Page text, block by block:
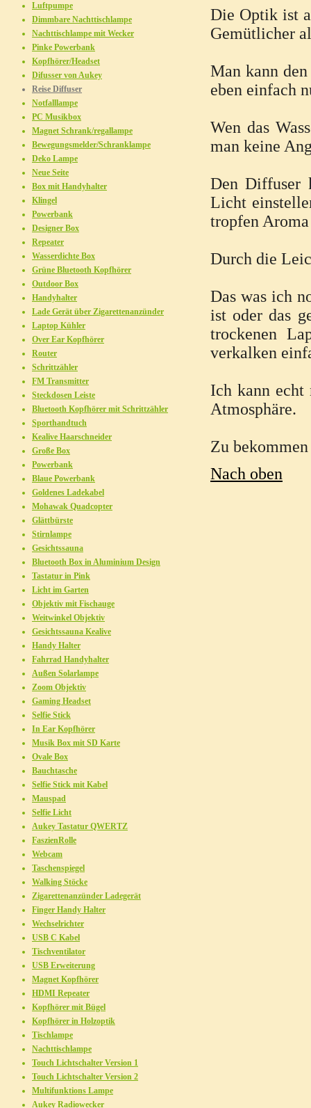
Die Optik ist
Gemütlicher
Man kann
eben einfach
Wen das
man keine
Den Diffuser
Licht
tropfen
Durch die
Das was ich
ist oder das
trockenen
verkalken
Ich kann echt
Atmosphäre.
Zu
Nach oben
Luftpumpe
Dimmbare Nachttischlampe
Nachttischlampe mit Wecker
Pinke Powerbank
Kopfhörer/Headset
Difusser von Aukey
Reise Diffuser
Notfalllampe
PC Musikbox
Magnet Schrank/regallampe
Bewegungsmelder/Schranklampe
Deko Lampe
Neue Seite
Box mit Handyhalter
Klingel
Powerbank
Designer Box
Repeater
Wasserdichte Box
Grüne Bluetooth Kopfhörer
Outdoor Box
Handyhalter
Lade Gerät über Zigarettenanzünder
Laptop Kühler
Over Ear Kopfhörer
Router
Schrittzähler
FM Transmitter
Steckdosen Leiste
Bluetooth Kopfhörer mit Schrittzähler
Sporthandtuch
Kealive Haarschneider
Große Box
Powerbank
Blaue Powerbank
Goldenes Ladekabel
Mohawak Quadcopter
Glättbürste
Stirnlampe
Gesichtssauna
Bluetooth Box in Aluminium Design
Tastatur in Pink
Licht im Garten
Objektiv mit Fischauge
Weitwinkel Objektiv
Gesichtssauna Kealive
Handy Halter
Fahrrad Handyhalter
Außen Solarlampe
Zoom Objektiv
Gaming Headset
Selfie Stick
In Ear Kopfhörer
Musik Box mit SD Karte
Ovale Box
Bauchtasche
Selfie Stick mit Kabel
Mauspad
Selfie Licht
Aukey Tastatur QWERTZ
FaszienRolle
Webcam
Taschenspiegel
Walking Stöcke
Zigarettenanzünder Ladegerät
Finger Handy Halter
Wechselrichter
USB C Kabel
Tischventilator
USB Erweiterung
Magnet Kopfhörer
HDMI Repeater
Kopfhörer mit Bügel
Kopfhörer in Holzoptik
Tischlampe
Nachttischlampe
Touch Lichtschalter Version 1
Touch Lichtschalter Version 2
Multifunktions Lampe
Aukey Radiowecker